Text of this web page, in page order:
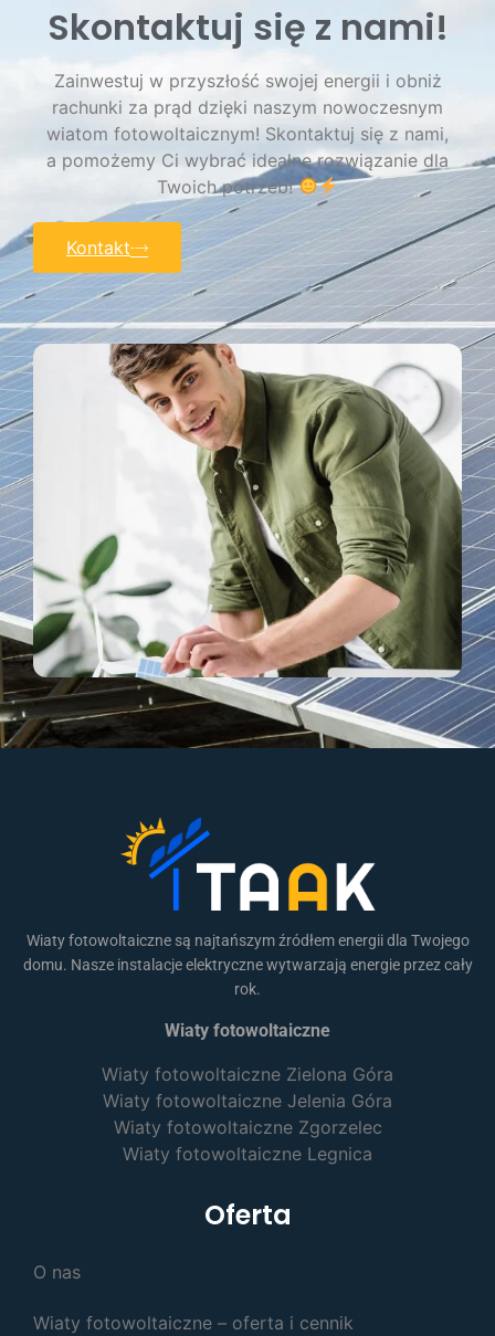
Skontaktuj się z nami!
Zainwestuj w przyszłość swojej energii i obniż
rachunki za prąd dzięki naszym nowoczesnym
wiatom fotowoltaicznym! Skontaktuj się z nami,
a pomożemy Ci wybrać idealne rozwiązanie dla
Twoich potrzeb!
Kontakt
Wiaty fotowoltaiczne są najtańszym źródłem energii dla Twojego
domu. Nasze instalacje elektryczne wytwarzają energie przez cały
rok.
Wiaty fotowoltaiczne
Wiaty fotowoltaiczne Zielona Góra
Wiaty fotowoltaiczne Jelenia Góra
Wiaty fotowoltaiczne Zgorzelec
Wiaty fotowoltaiczne Legnica
Oferta
O nas
Wiaty fotowoltaiczne – oferta i cennik